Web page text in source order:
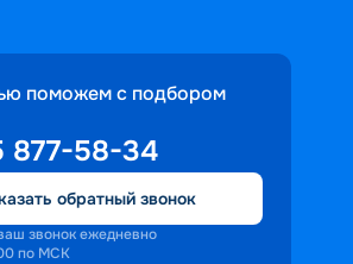
поможем с подбором
877-58-34
обратный звонок
звонок ежедневно
по МСК